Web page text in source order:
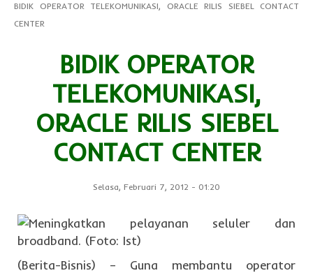
BIDIK OPERATOR TELEKOMUNIKASI, ORACLE RILIS SIEBEL CONTACT
CENTER
BIDIK OPERATOR
TELEKOMUNIKASI,
ORACLE RILIS SIEBEL
CONTACT CENTER
Selasa, Februari 7, 2012 - 01:20
(Berita-Bisnis) – Guna membantu operator